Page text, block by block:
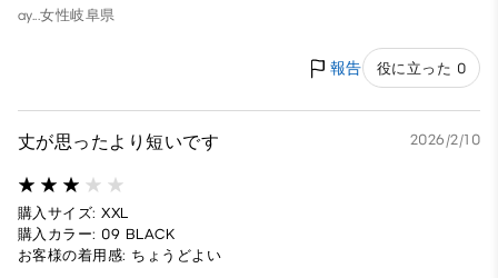
ay...女性岐阜県
報告 役に立った 0
丈が思ったより短いです 2026/2/10
購入サイズ: XXL
購入カラー: 09 BLACK
お客様の着用感: ちょうどよい